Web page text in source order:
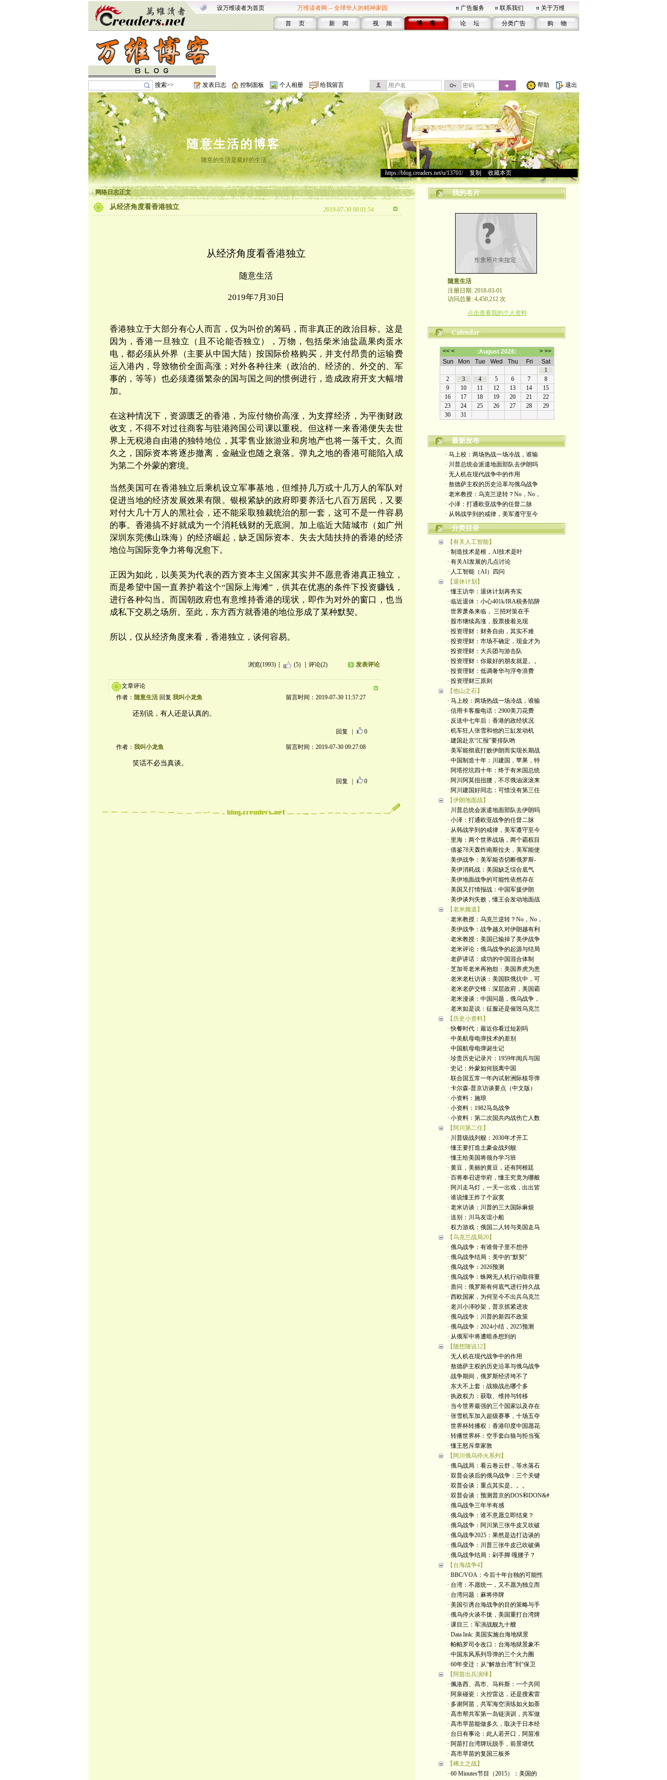
设万维读者为首页 万维读者网 -- 全球华人的精神家园 广告服务 联系我们 关于万维
首 页 新 闻 视 频 博 客 论 坛 分类广告 购 物
搜索>> 发表日志 控制面板 个人相册 给我留言 帮助 退出
随意生活的博客
随意的生活是最好的生活
https://blog.creaders.net/u/13701/> 复制 收藏本页
网络日志正文
从经济角度看香港独立 2019-07-30 08:01:54
从经济角度看香港独立
随意生活
2019年7 月 30 日
香港独立于大部分有心人而言，仅为叫价的筹码，而非真正的政治目标。这是
因为，香港一旦独立（且不论能否独立），万物，包括柴米油盐蔬果肉蛋水
电，都必须从外界（主要从中国大陆）按国际价格购买，并支付昂贵的运输费
运入港内，导致物价全面高涨；对外各种往来（政治的、经济的、外交的、军
事的，等等）也必须遵循繁杂的国与国之间的惯例进行，造成政府开支大幅增
加。
在这种情况下，资源匮乏的香港，为应付物价高涨，为支撑经济，为平衡财政
收支，不得不对过往商客与驻港跨国公司课以重税。但这样一来香港便失去世
界上无税港自由港的独特地位，其零售业旅游业和房地产也将一落千丈。久而
久之，国际资本将逐步撤离，金融业也随之衰落。弹丸之地的香港可能陷入成
为第二个外蒙的窘境。
当然美国可在香港独立后乘机设立军事基地，但维持几万或十几万人的军队对
促进当地的经济发展效果有限。银根紧缺的政府即要养活七八百万居民，又要
对付大几十万人的黑社会，还不能采取独裁统治的那一套，这可不是一件容易
的事。香港搞不好就成为一个消耗钱财的无底洞。加上临近大陆城市（如广州
深圳东莞佛山珠海）的经济崛起，缺乏国际资本、失去大陆扶持的香港的经济
地位与国际竞争力将每况愈下。
正因为如此，以美英为代表的西方资本主义国家其实并不愿意香港真正独立，
而是希望中国一直养护着这个“国际上海滩” ，供其在优惠的条件下投资赚钱，
进行各种勾当。而国朝政府也有意维持香港的现状，即作为对外的窗口，也当
成私下交易之场所。至此，东方西方就香港的地位形成了某种默契。
所以，仅从经济角度来看，香港独立，谈何容易。
浏览(1993) (5) 评论(2) 发表评论
文章评论
作者： 随意生活回复 我叫小龙鱼 留言时间：2019-07-30 11:57:27
还别说，有人还是认真的。
回复 0
作者： 我叫小龙鱼 留言时间：2019-07-30 09:27:08
笑话不必当真谈。
回复 0
我的名片
随意生活
注册日期: 2018-03-01
访问总量: 4,450,212 次
点击查看我的个人资料
Calendar
最新发布
· 马上校：两场热战一场冷战，谁输
· 川普总统会派遣地面部队去伊朗吗
· 无人机在现代战争中的作用
· 敖德萨主权的历史沿革与俄乌战争
· 老米教授：乌克兰逆转？No，No，
· 小泽：打通欧亚战争的任督二脉
· 从韩战学到的戒律，美军遵守至今
分类目录
【有关人工智能】
· 制造技术是根，AI技术是叶
· 有关AI发展的几点讨论
· 人工智能（AI）四问
【退休计划】
· 懂王访华：退休计划再夯实
· 临近退休：小心401k/IRA税务陷阱
· 世界萧条来临， 三招对策在手
· 股市继续高涨，股票接着兑现
· 投资理财：财务自由，其实不难
· 投资理财：市场不确定，现金才为
· 投资理财：大兵团与游击队
· 投资理财：你最好的朋友就是。。
· 投资理财：低调奢华与浮夸浪费
· 投资理财三原则
【他山之石】
· 马上校：两场热战一场冷战，谁输
· 信用卡客服电话：2900美刀花费
· 反送中七年后：香港的政经状况
· 机车狂人张雪和他的三缸发动机
· 建国赴京“汇报”要排队哟
· 美军能彻底打败伊朗而实现长期战
· 中国制造十年：川建国，苹果，特
· 阿塔挖坑四十年：终于有米国总统
· 阿川阿莫扭扭腰，不尽俄油滚滚来
· 阿川建国好同志：可惜没有第三任
【伊朗地面战】
· 川普总统会派遣地面部队去伊朗吗
· 小泽：打通欧亚战争的任督二脉
· 从韩战学到的戒律，美军遵守至今
· 里海：两个世界战场，两个霸权目
· 借鉴78天轰炸南斯拉夫，美军能使
· 美伊战争：美军能否切断俄罗斯-
· 美伊消耗战：美国缺乏综合底气
· 美伊地面战争的可能性依然存在
· 美国又打情报战：中国军援伊朗
· 美伊谈判失败，懂王会发动地面战
【老米频道】
· 老米教授：乌克兰逆转？No，No，
· 美伊战争：战争越久对伊朗越有利
· 老米教授：美国已输掉了美伊战争
· 老米评论：俄乌战争的起源与结局
· 老萨讲话：成功的中国混合体制
· 芝加哥老米再抱怨：美国养虎为患
· 老米老杜访谈：美国联俄抗中，可
· 老米老萨交锋：深层政府，美国霸
· 老米漫谈：中国问题，俄乌战争，
· 老米如是说：征服还是催毁乌克兰
【历史小资料】
· 快餐时代：最近你看过短剧吗
· 中美航母电弹技术的差别
· 中国航母电弹诞生记
· 珍贵历史记录片：1959年阅兵与国
· 史记：外蒙如何脱离中国
· 联合国五常一年内试射洲际核导弹
· 卡尔森-普京访谈要点（中文版）
· 小资料：施琅
· 小资料：1982马岛战争
· 小资料：第二次国共内战伤亡人数
【阿川第二任】
· 川普级战列舰：2030年才开工
· 懂王要打造土豪金战列舰
· 懂王给美国将领办学习班
· 黄豆，美丽的黄豆，还有阿根廷
· 百将奉召进华府，懂王究竟为哪般
· 阿川走马灯，一天一出戏，出出皆
· 谁说懂王炸了个寂寞
· 老米访谈：川普的三大国际麻烦
· 送别：川马友谊小船
· 权力游戏：俄国二人转与美国走马
【乌克兰战局20】
· 俄乌战争：有谁骨子里不想停
· 俄乌战争结局：美中的“默契”
· 俄乌战争：2026预测
· 俄乌战争：蛛网无人机行动取得重
· 质问：俄罗斯有何底气进行持久战
· 西欧国家，为何至今不出兵乌克兰
· 老川小泽吵架，普京抓紧进攻
· 俄乌战争：川普的新四不政策
· 俄乌战争：2024小结，2025预测
· 从俄军中将遭暗杀想到的
【随想随说12】
· 无人机在现代战争中的作用
· 敖德萨主权的历史沿革与俄乌战争
· 战争期间，俄罗斯经济垮不了
· 东大不上套：战狼战怂哪个多
· 执政权力：获取、维持与转移
· 当今世界最强的三个国家以及存在
· 张雪机车加入超级赛事，十场五夺
· 世界杯转播权：香港印度中国愿花
· 转播世界杯：空手套白狼与拒当冤
· 懂王怒斥章家敦
【阿川俄乌停火系列】
· 俄乌战局：看云卷云舒，等水落石
· 双普会谈后的俄乌战争：三个关键
· 双普会谈：重点其实是。。。
· 双普会谈：预测普京的DOS和DON&#
· 俄乌战争三年半有感
· 俄乌战争：谁不意愿立即结束？
· 俄乌战争：阿川第三张牛皮又吹破
· 俄乌战争2025：果然是边打边谈的
· 俄乌战争：川普三张牛皮已吹破俩
· 俄乌战争结局：剁手脚 嘎腰子？
【台海战争4】
· BBC/VOA：今后十年台独的可能性
· 台湾：不愿统一，又不愿为独立而
· 台湾问题：麻将停牌
· 美国引诱台海战争的目的策略与手
· 俄乌停火谈不拢，美国重打台湾牌
· 课目三：军演战舰九十艘
· Data link: 美国实施台海地狱景
· 帕帕罗司令改口：台海地狱景象不
· 中国东风系列导弹的三个火力圈
· 60年变迁：从“解放台湾”到“保卫
【阿苗出兵演绎】
· 佩洛西、高市、马科斯：一个共同
· 阿泉碰瓷：火控雷达，还是搜索雷
· 多谢阿苗，共军海空演练如火如荼
· 高市帮共军第一岛链演训，共军做
· 高市早苗能做多久，取决于日本经
· 台日有事论：此人若开口，阿苗准
· 阿苗打台湾牌玩脱手，前景堪忧
· 高市早苗的复国三板斧
【稀土之战】
· 60 Minutes节目（2015）：美国的